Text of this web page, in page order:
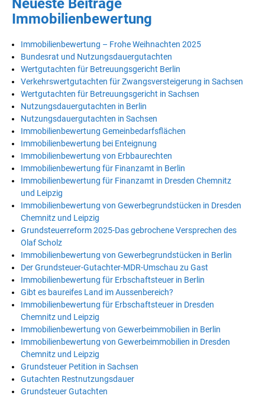
Neueste Beiträge
Immobilienbewertung
Immobilienbewertung – Frohe Weihnachten 2025
Bundesrat und Nutzungsdauergutachten
Wertgutachten für Betreuungsgericht Berlin
Verkehrswertgutachten für Zwangsversteigerung in Sachsen
Wertgutachten für Betreuungsgericht in Sachsen
Nutzungsdauergutachten in Berlin
Nutzungsdauergutachten in Sachsen
Immobilienbewertung Gemeinbedarfsflächen
Immobilienbewertung bei Enteignung
Immobilienbewertung von Erbbaurechten
Immobilienbewertung für Finanzamt in Berlin
Immobilienbewertung für Finanzamt in Dresden Chemnitz
und Leipzig
Immobilienbewertung von Gewerbegrundstücken in Dresden
Chemnitz und Leipzig
Grundsteuerreform 2025-Das gebrochene Versprechen des
Olaf Scholz
Immobilienbewertung von Gewerbegrundstücken in Berlin
Der Grundsteuer-Gutachter-MDR-Umschau zu Gast
Immobilienbewertung für Erbschaftsteuer in Berlin
Gibt es baureifes Land im Aussenbereich?
Immobilienbewertung für Erbschaftsteuer in Dresden
Chemnitz und Leipzig
Immobilienbewertung von Gewerbeimmobilien in Berlin
Immobilienbewertung von Gewerbeimmobilien in Dresden
Chemnitz und Leipzig
Grundsteuer Petition in Sachsen
Gutachten Restnutzungsdauer
Grundsteuer Gutachten